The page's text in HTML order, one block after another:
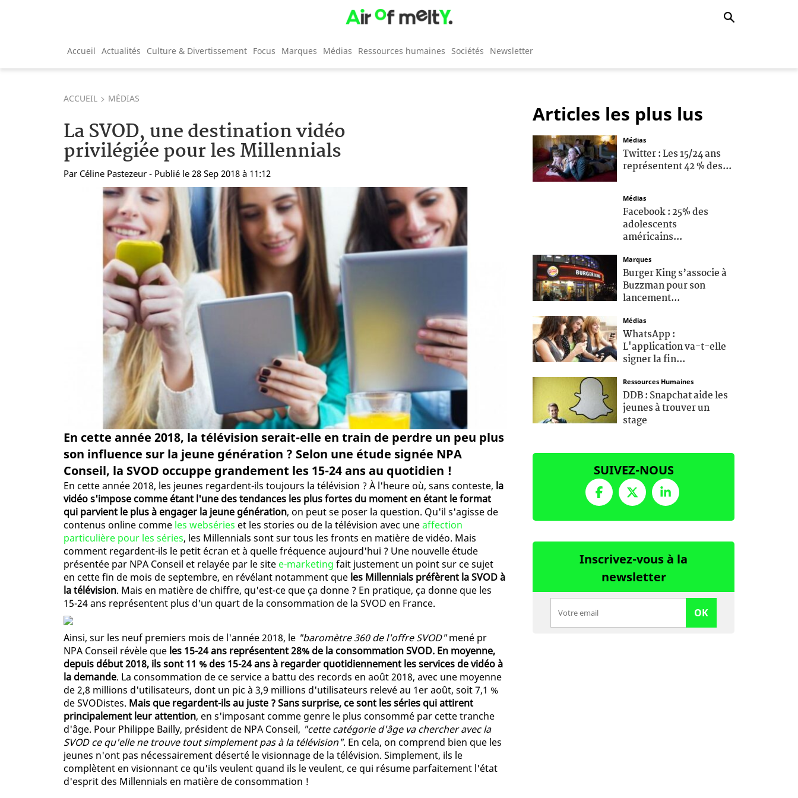
Accueil Actualités Culture & Divertissement Focus Marques Médias Ressources humaines Sociétés Newsletter
ACCUEIL MÉDIAS
La SVOD, une destination vidéo
privilégiée pour les Millennials
Par Céline Pastezeur - Publié le 28 Sep 2018 à 11:12
En cette année 2018, la télévision serait-elle en train de perdre un peu plus
son influence sur la jeune génération ? Selon une étude signée NPA
Conseil, la SVOD occuppe grandement les 15-24 ans au quotidien !
En cette année 2018, les jeunes regardent-ils toujours la télévision ? À l'heure où, sans conteste, la
vidéo s'impose comme étant l'une des tendances les plus fortes du moment en étant le format
qui parvient le plus à engager la jeune génération, on peut se poser la question. Qu'il s'agisse de
contenus online comme les webséries et les stories ou de la télévision avec uneaffection
particulière pour les séries, les Millennials sont sur tous les fronts en matière de vidéo. Mais
comment regardent-ils le petit écran et à quelle fréquence aujourd'hui ? Une nouvelle étude
présentée par NPA Conseil et relayée par le site e-marketing fait justement un point sur ce sujet
en cette fin de mois de septembre, en révélant notamment que les Millennials préfèrent la SVOD à
la télévision. Mais en matière de chiffre, qu'est-ce que ça donne ? En pratique, ça donne que les
15-24 ans représentent plus d'un quart de la consommation de la SVOD en France.
Ainsi, sur les neuf premiers mois de l'année 2018, le "baromètre 360 de l'offre SVOD"mené pr
NPA Conseil révèle que les 15-24 ans représentent 28% de la consommation SVOD. En moyenne,
depuis début 2018, ils sont 11 % des 15-24 ans à regarder quotidiennement les services de vidéo à
la demande. La consommation de ce service a battu des records en août 2018, avec une moyenne
de 2,8 millions d'utilisateurs, dont un pic à 3,9 millions d'utilisateurs relevé au 1er août, soit 7,1 %
de SVODistes. Mais que regardent-ils au juste ? Sans surprise, ce sont les séries qui attirent
principalement leur attention, en s'imposant comme genre le plus consommé par cette tranche
d'âge. Pour Philippe Bailly, président de NPA Conseil, "cette catégorie d'âge va chercher avec la
SVOD ce qu'elle ne trouve tout simplement pas à la télévision". En cela, on comprend bien que les
jeunes n'ont pas nécessairement déserté le visionnage de la télévision. Simplement, ils le
complètent en visionnant ce qu'ils veulent quand ils le veulent, ce qui résume parfaitement l'état
d'esprit des Millennials en matière de consommation !
Articles les plus lus
Médias
Twitter : Les 15/24 ans
représentent 42 % des...
Médias
Facebook : 25% des
adolescents
américains...
Marques
Burger King s’associe à
Buzzman pour son
lancement...
Médias
WhatsApp :
L'application va-t-elle
signer la fin...
Ressources Humaines
DDB : Snapchat aide les
jeunes à trouver un
stage
SUIVEZ-NOUS
Inscrivez-vous à la
newsletter
OK